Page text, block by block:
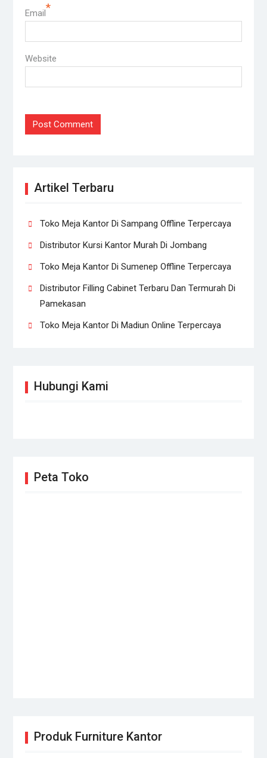
Email*
Website
Artikel Terbaru
Toko Meja Kantor Di Sampang Offline Terpercaya
Distributor Kursi Kantor Murah Di Jombang
Toko Meja Kantor Di Sumenep Offline Terpercaya
Distributor Filling Cabinet Terbaru Dan Termurah Di
Pamekasan
Toko Meja Kantor Di Madiun Online Terpercaya
Hubungi Kami
Peta Toko
Produk Furniture Kantor